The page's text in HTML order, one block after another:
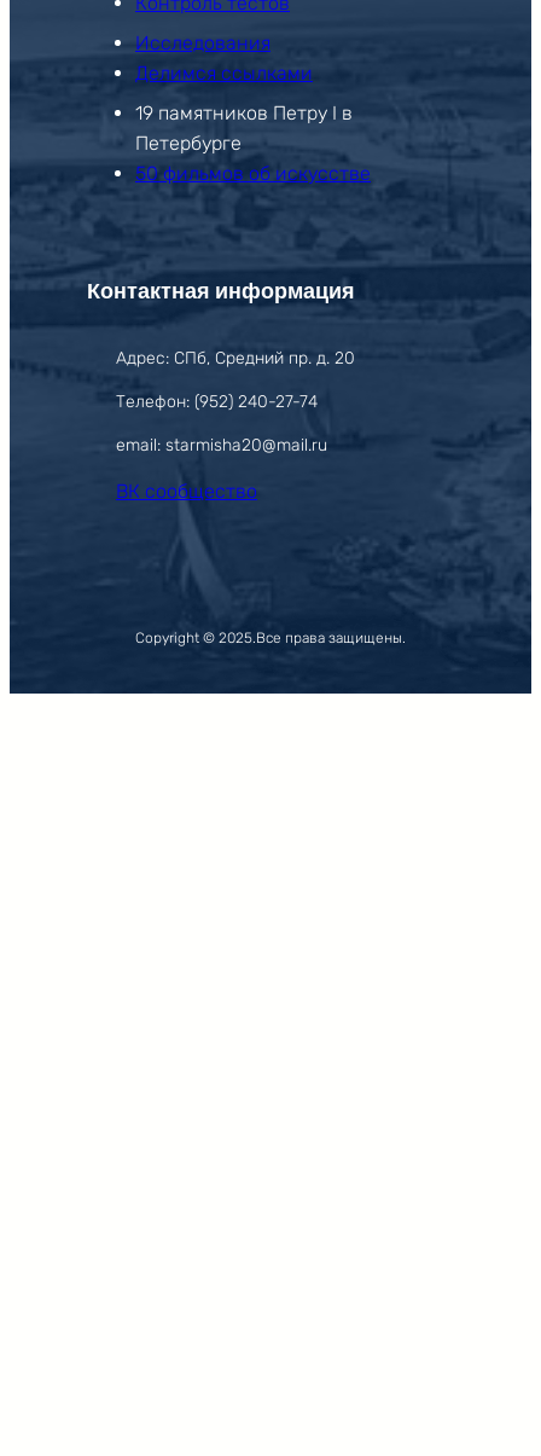
Исследования
Делимся ссылками
19 памятников Петру I в
Петербурге
50 фильмов об искусстве
Контактная информация
Адрес: СПб, Средний пр. д. 20
Телефон: (952) 240-27-74
email: starmisha20@mail.ru
ВК сообщество
Copyright © 2025.Все права защищены.